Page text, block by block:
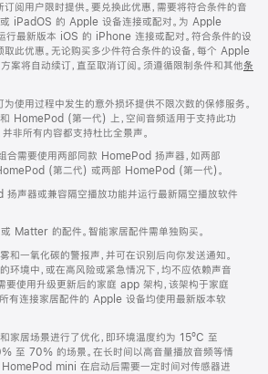
阅用户限时提供。要兑换此优惠，需要将符合条件的音
iPadOS 的 Apple 设备连接或配对。为 Apple
行最新版本 iOS 的 iPhone 连接或配对。符合条件的设
此优惠。无论购买多少件符合条件的设备，每个 Apple
案将自动续订，直至取消订阅。须遵循限制条件和其他条
用过程中发生的意外损坏提供不限次数的保修服务。
HomePod (第一代) 上，空间音频适用于支持此功
非所有内容都支持杜比全景声。
需要使用两部同款 HomePod 扬声器，如两部
(第二代) 或两部 HomePod (第一代)。
声器或兼容隔空播放功能并运行最新隔空播放软件
Matter 的配件。智能家居配件需单独购买。
和一氧化碳的警报声，并可在识别后向你发送通知。
环境中，或在高风险或紧急情况下，均不应依赖声音
要使用升级更新后的家庭 app 架构，该架构于家庭
有连接家居配件的 Apple 设备均使用最新版本软
家居场景进行了优化，即环境温度约为 15ºC 至
至 70% 的场景。在长时间以高音量播放音频等情
HomePod mini 在启动后需要一定时间对传感器进